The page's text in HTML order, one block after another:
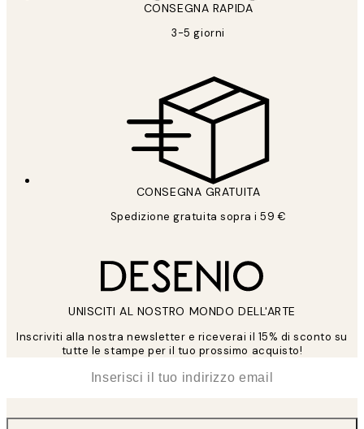
CONSEGNA RAPIDA
3-5 giorni
CONSEGNA GRATUITA
Spedizione gratuita sopra i 59 €
UNISCITI AL NOSTRO MONDO DELL'ARTE
Inscriviti alla nostra newsletter e riceverai il 15% di sconto su
tutte le stampe per il tuo prossimo acquisto!